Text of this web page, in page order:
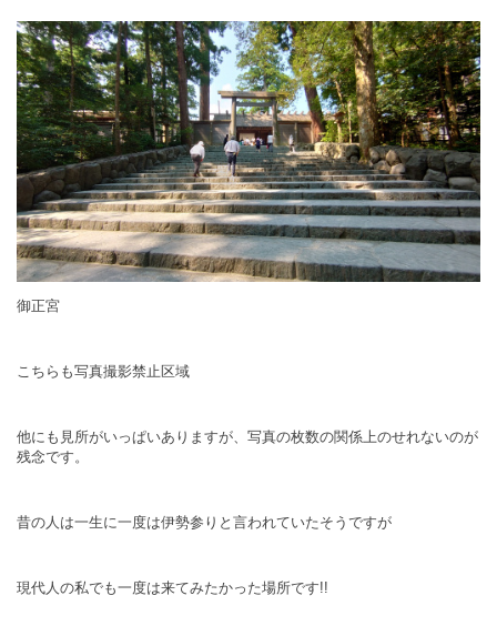
御正宮
こちらも写真撮影禁止区域
他にも見所がいっぱいありますが、写真の枚数の関係上のせれないのが
残念です。
昔の人は一生に一度は伊勢参りと言われていたそうですが
現代人の私でも一度は来てみたかった場所です!!